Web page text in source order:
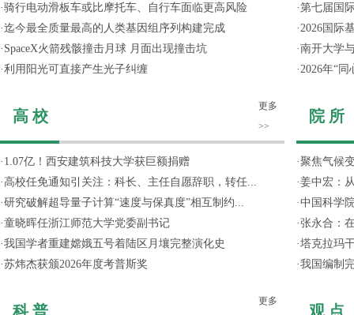
·骑行电动滑板车或比摩托车、自行车面临更高风险
·迄今最全质量最高的人类基因组序列构建完成
· SpaceX火箭残骸撞击月球 月面出现撞击坑
·利用阳光可直接产生光子纠缠
高 校
更多
>>
· 1.07亿！西安建筑科技大学获巨额捐赠
· 高校任免通知引关注：科长、主任自愿辞职，转任...
·研究破解超导量子计算“速度与保真度”相互制约...
·童晓晖任浙江师范大学党委副书记
·我国学者重建嫦娥五号着陆区月壤完整演化史
·苏炜杰获颁2026年度考普斯奖
科 普
更多
·第七届国
·2026国际
·南开大学
·2026年“
院 所
·聚焦气候
·姜中宏：
·中国科学
·张永合：
·塔克拉玛
·我国编制
观 点